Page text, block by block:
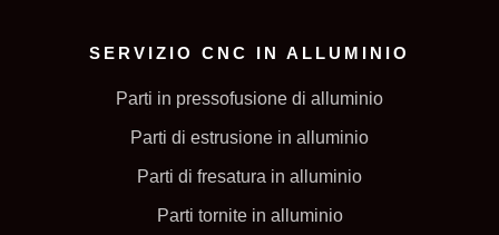
SERVIZIO CNC IN ALLUMINIO
Parti in pressofusione di alluminio
Parti di estrusione in alluminio
Parti di fresatura in alluminio
Parti tornite in alluminio